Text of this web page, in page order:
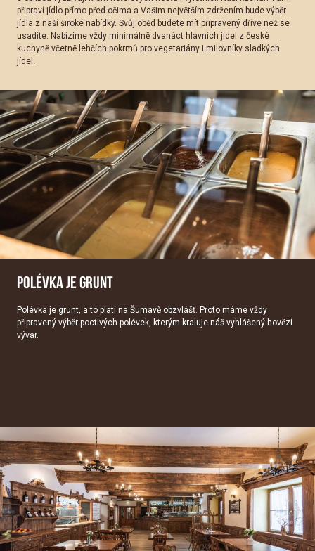
připraví jídlo přímo před očima a Vašim největším zdržením bude výběr
jídla z naší široké nabídky. Svůj oběd budete mít připravený dříve než se
usadíte. Nabízíme vždy minimálně dvanáct hlavních jídel z české
kuchyně včetně lehčích pokrmů pro vegetariány i milovníky sladkých
jídel.
POLÉVKA JE GRUNT
Polévka je grunt, a to platí na Šumavě obzvlášť. Proto máme vždy
připravený výběr poctivých polévek, kterým kraluje náš vyhlášený hovězí
vývar.